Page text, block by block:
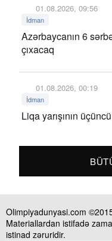
01.08.2026, 09:56
İdman
Azərbaycanın 6
çıxacaq
01.08.2026, 00:19
İdman
Liqa yarışının
Olimpiyadunyasi.com
Materiallardan istifadə
istinad zəruridir.